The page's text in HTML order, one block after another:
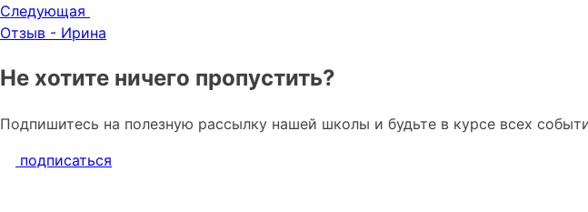
Следующая
Отзыв - Ирина
Не хотите ничего пропустить?
Подпишитесь на полезную рассылку нашей школы и будьте в курсе всех
подписаться